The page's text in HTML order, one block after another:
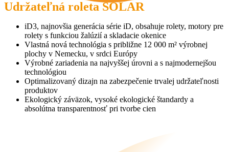
Udržateľná roleta SOLAR
iD3, najnovšia generácia série iD, obsahuje rolety, motory pre
rolety s funkciou žalúzií a skladacie okenice
Vlastná nová technológia s približne 12 000 m² výrobnej
plochy v Nemecku, v srdci Európy
Výrobné zariadenia na najvyššej úrovni a s najmodernejšou
technológiou
Optimalizovaný dizajn na zabezpečenie trvalej udržateľnosti
produktov
Ekologický záväzok, vysoké ekologické štandardy a
absolútna transparentnosť pri tvorbe cien